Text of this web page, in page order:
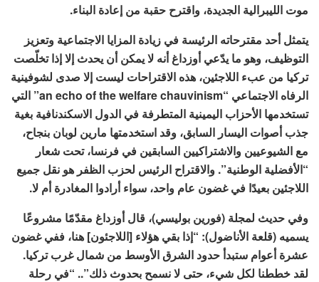
موت الليبرالية الجديدة، واقترح حقبة من إعادة البناء.
يتمثل أحد مقترحاته الرئيسة في زيادة المزايا الاجتماعية وتعزيز
التوظيف، وهو ما يدّعي أوزداغ أنه لا يمكن أن يحدث إلا إذا تخلّصت
تركيا من عبء اللاجئين، هذه الاقتراحات ليست إلا صدى لشوفينية
الرفاه الاجتماعي “an echo of the welfare chauvinism” التي
تستخدمها الأحزاب اليمينية المتطرفة في الدول الاسكندنافية بغية
جذب أصوات اليسار السابق، وقد استخدمتها مارين لوبان بنجاح،
مع الشيوعيين والاشتراكيين السابقين في فرنسا، تحت شعار
“الأفضلية الوطنية”. والاقتراح الرئيس لحزب الظفر هو نقل جميع
اللاجئين بعيدًا في غضون عام واحد، سواء أرادوا المغادرة أم لا.
وفي حديث لمجلة (فورين بوليسي)، قال أوزداغ مقدّمًا مشروعًا
يسميه (قلعة الأناضول): “إذا بقي هؤلاء [اللاجئون] هنا، ففي غضون
عشرة أعوام ستبدأ حدود الشرق الأوسط من شمال غرب تركيا.
لقد خططنا لكل شيء، حتى لا نسمح بحدوث ذلك”.. “في رحلة